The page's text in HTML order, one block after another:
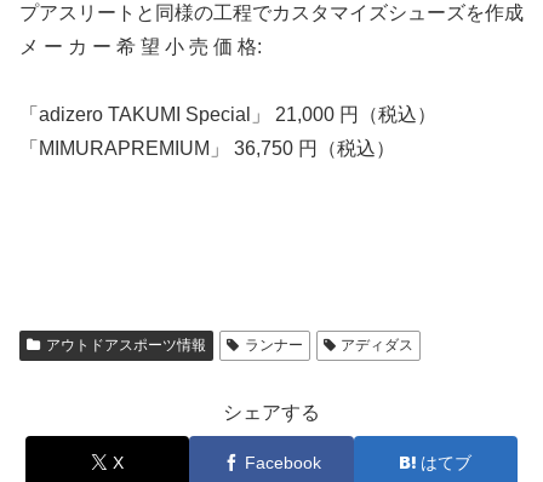
プアスリートと同様の工程でカスタマイズシューズを作成
メ ー カ ー 希 望 小 売 価 格:
「adizero TAKUMI Special」 21,000 円（税込）
「MIMURAPREMIUM」 36,750 円（税込）
アウトドアスポーツ情報 ランナー アディダス
シェアする
X Facebook はてブ